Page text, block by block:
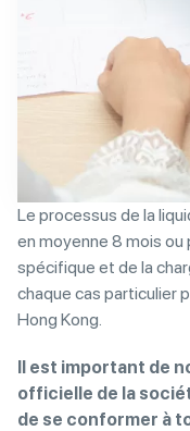
Le processus de la
en moyenne 8 mois ou
spécifique et de la
chaque cas particulier
Hong Kong.
Il est important de
officielle de la
de se conformer à